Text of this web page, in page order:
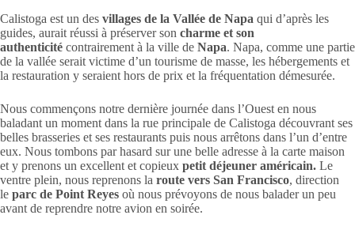
Calistoga est un des villages de la Vallée de Napa qui d’après les
guides, aurait réussi à préserver son charme et son
authenticité contrairement à la ville de Napa. Napa, comme une partie
de la vallée serait victime d’un tourisme de masse, les hébergements et
la restauration y seraient hors de prix et la fréquentation démesurée.
Nous commençons notre dernière journée dans l’Ouest en nous
baladant un moment dans la rue principale de Calistoga découvrant ses
belles brasseries et ses restaurants puis nous arrêtons dans l’un d’entre
eux. Nous tombons par hasard sur une belle adresse à la carte maison
et y prenons un excellent et copieux petit déjeuner américain. Le
ventre plein, nous reprenons la route vers San Francisco, direction
le parc de Point Reyes où nous prévoyons de nous balader un peu
avant de reprendre notre avion en soirée.